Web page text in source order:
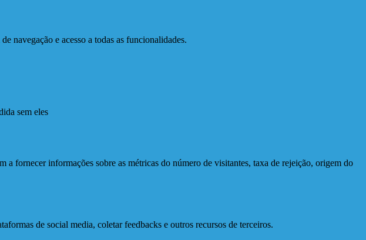
navegação e acesso a todas as funcionalidades.
sem eles
a fornecer informações sobre as métricas do número de visitantes, taxa de rejeição, origem do
de social media, coletar feedbacks e outros recursos de terceiros.